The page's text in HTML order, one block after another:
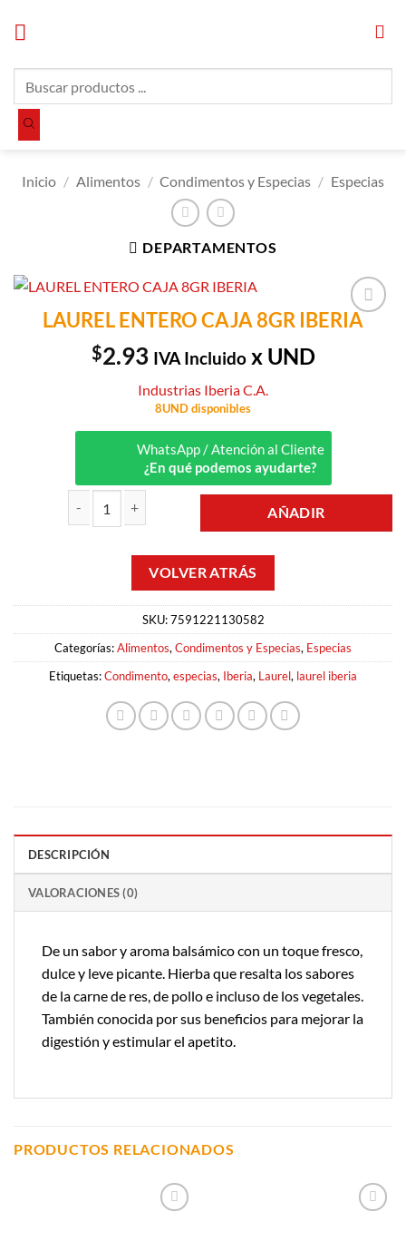
productos
Inicio / Alimentos / Condimentos y Especias / Especias
DEPARTAMENTOS
Añadir a
LAUREL ENTERO CAJA 8GR IBERIA
$2.93 IVA Incluidox UND
Industrias Iberia C.A.
8UND disponibles
WhatsApp / Atención al Cliente
¿En qué podemos ayudarte?
LAUREL ENTERO CAJA 8GR IBERIA cantidad
AÑADIR
SKU:7591221130582
Categorías:Alimentos, Condimentos y Especias, Especias
Etiquetas:Condimento, especias, Iberia, Laurel, laurel iberia
DESCRIPCIÓN
VALORACIONES (0)
De un sabor y aroma balsámico con un toque fresco,
dulce y leve picante. Hierba que resalta los sabores
de la carne de res, de pollo e incluso de los vegetales.
También conocida por sus beneficios para mejorar la
digestión y estimular el apetito.
PRODUCTOS RELACIONADOS